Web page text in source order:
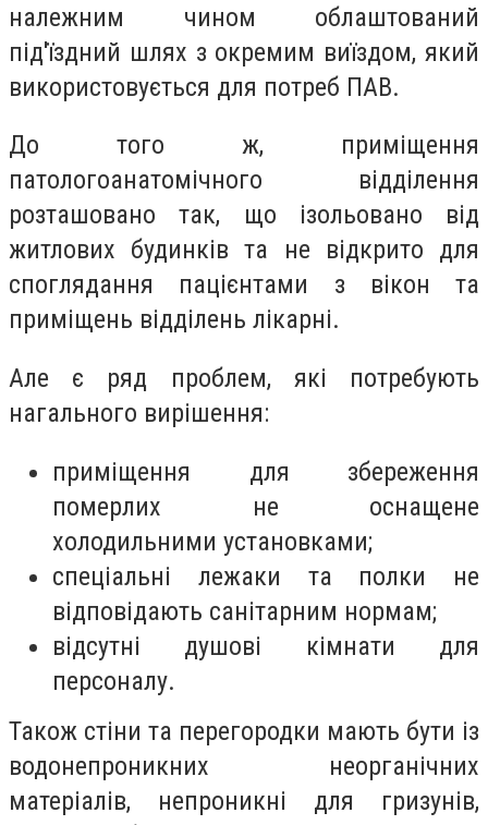
належним чином облаштований
під'їздний шлях з окремим виїздом, який
використовується для потреб ПАВ.
До того ж, приміщення
патологоанатомічного відділення
розташовано так, що ізольовано від
житлових будинків та не відкрито для
споглядання пацієнтами з вікон та
приміщень відділень лікарні.
Але є ряд проблем, які потребують
нагального вирішення:
приміщення для збереження
померлих не оснащене
холодильними установками;
спеціальні лежаки та полки не
відповідають санітарним нормам;
відсутні душові кімнати для
персоналу.
Також стіни та перегородки мають бути із
водонепроникних неорганічних
матеріалів, непроникні для гризунів,